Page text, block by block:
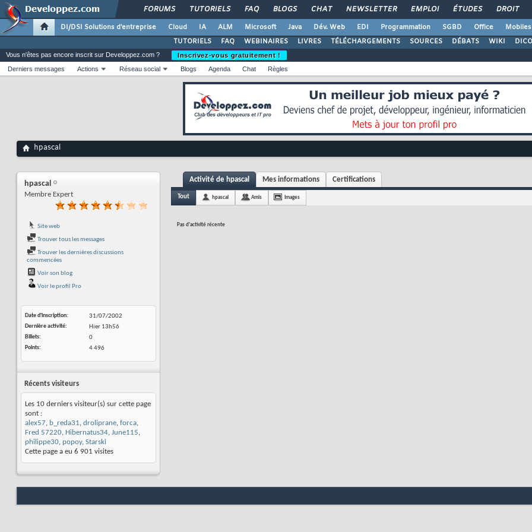
FORUMS TUTORIELS FAQ BLOGS CHAT NEWSLETTER EMPLOI ÉTUDES DROIT
DI/DSI Solutions d'entreprise Cloud IA ALM Microsoft Java Dév. Web EDI Programmation SGBD Office Mobiles
TUTORIELS
FAQ WEBINAIRES LIVRES TÉLÉCHARGEMENTS SOURCES DÉBATS WIKI DICO
Vous n'êtes pas encore inscrit sur Developpez.com ?
Inscrivez-vous gratuitement !
Derniers messages
Actions Réseau social Blogs Agenda Chat Règles
hpascal
hpascal
Membre Expert
Site web
Trouver tous les messages
Trouver les dernières discussions
commencées
Voir son blog
Voir le profil Pro
Date d'inscription
31/07/2002
Dernière activité
Hier 13h56
Billets
0
Points
4 496
Récents visiteurs
Les 10 derniers visiteur(s) sur cette page
sont :
alex57, b_reda31, droliprane, forca,
Fred 57220, Hibernatus34, June115,
philippe30, popoy, Starski
Cette page a eu 6 901 visites
Activité de hpascal Mes informations Certifications
Tout hpascal Amis Images
Pas d'activité récente